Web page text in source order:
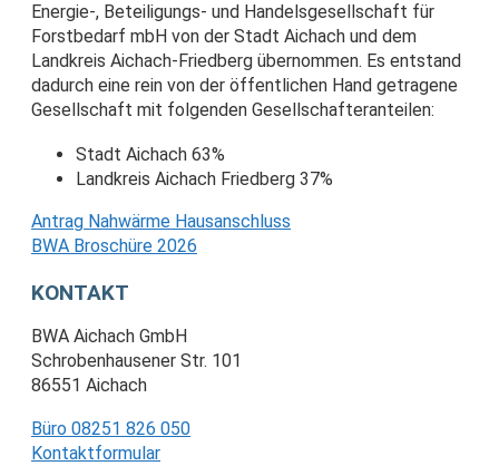
Energie-, Beteiligungs- und Handelsgesellschaft für
Forstbedarf mbH von der Stadt Aichach und dem
Landkreis Aichach-Friedberg übernommen. Es entstand
dadurch eine rein von der öffentlichen Hand getragene
Gesellschaft mit folgenden Gesellschafteranteilen:
Stadt Aichach 63%
Landkreis Aichach Friedberg 37%
Antrag Nahwärme Hausanschluss
BWA Broschüre 2026
KONTAKT
BWA Aichach GmbH
Schrobenhausener Str. 101
86551 Aichach
Büro 08251 826 050
Kontaktformular